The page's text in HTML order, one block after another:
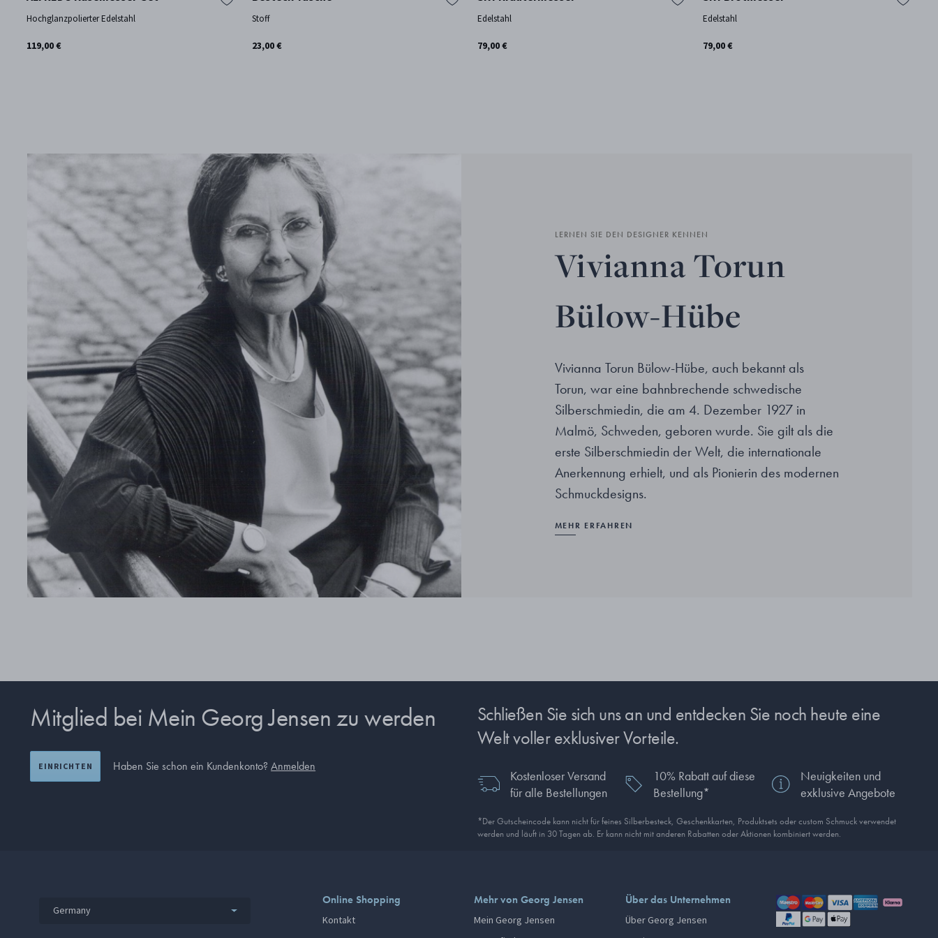
Hochglanzpolierter Edelstahl
119,00 €
Stoff
23,00 €
Edelstahl
79,00 €
Edelstahl
79,00 €
LERNEN SIE DEN DESIGNER KENNEN
Vivianna Torun
Bülow-Hübe
Vivianna Torun Bülow-Hübe, auch bekannt als
Torun, war eine bahnbrechende schwedische
Silberschmiedin, die am 4. Dezember 1927 in
Malmö, Schweden, geboren wurde. Sie gilt als die
erste Silberschmiedin der Welt, die internationale
Anerkennung erhielt, und als Pionierin des modernen
Schmuckdesigns.
MEHR ERFAHREN
Mitglied bei Mein Georg Jensen zu werden
EINRICHTEN Haben Sie schon ein Kundenkonto?Anmelden
Schließen Sie sich uns an und entdecken Sie noch heute eine
Welt voller exklusiver Vorteile.
Kostenloser Versand
für alle Bestellungen
10% Rabatt auf diese
Bestellung*
Neuigkeiten und
exklusive Angebote
*Der Gutscheincode kann nicht für feines Silberbesteck, Geschenkkarten, Produkt­sets oder custom Schmuck verwendet
werden und läuft in 30 Tagen ab. Er kann nicht mit anderen Rabatten oder Aktionen kombiniert werden.
Germany
Online Shopping
Kontakt
Mehr von Georg Jensen
Mein Georg Jensen
Über das Unternehmen
Über Georg Jensen